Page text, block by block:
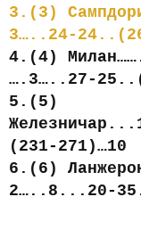
3.(3)
3…..24-
4.(4)
….3…..27-
5.(5)
(231-271)…10
6.(6)
2…..8...20-